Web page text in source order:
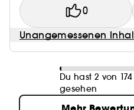
0
Unangemessenen
Du hast 2 von
gesehen